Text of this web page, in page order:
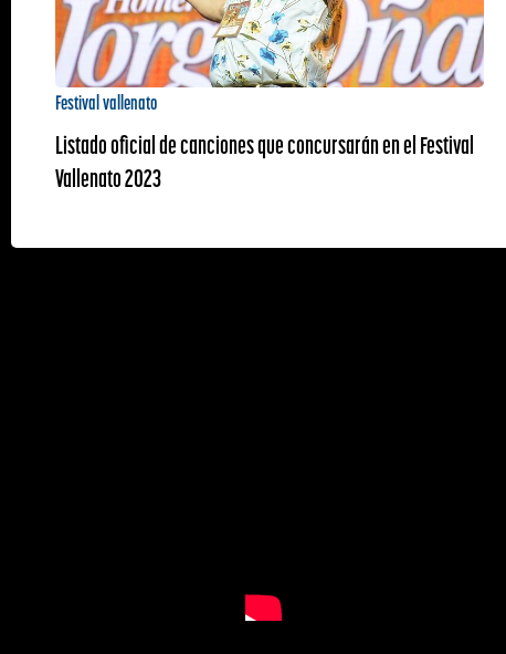
Festival vallenato
Listado oficial de canciones que concursarán en el Festival
Vallenato 2023